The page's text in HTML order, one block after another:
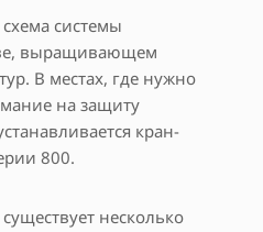
системы
выращивающем
В местах, где нужно
на защиту
кран-
800.
несколько